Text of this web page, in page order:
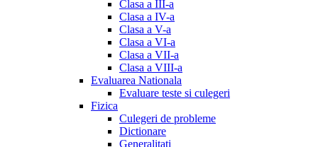
Clasa a III-a
Clasa a IV-a
Clasa a V-a
Clasa a VI-a
Clasa a VII-a
Clasa a VIII-a
Evaluarea Nationala
Evaluare teste si culegeri
Fizica
Culegeri de probleme
Dictionare
Generalitati